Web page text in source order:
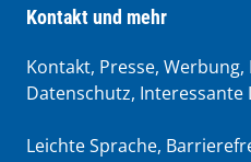
Kontakt und mehr
Kontakt, Presse, Werbung,
Datenschutz, Interessante
Leichte Sprache,